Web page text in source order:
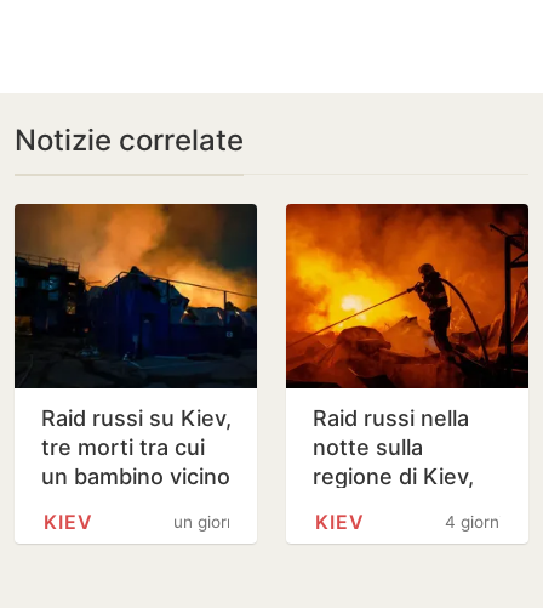
Notizie correlate
Raid russi su Kiev,
tre morti tra cui
un bambino vicino
un giorno
KIEV
Raid russi nella
notte sulla
regione di Kiev,
circa 20 feriti 4 giorni
KIEV